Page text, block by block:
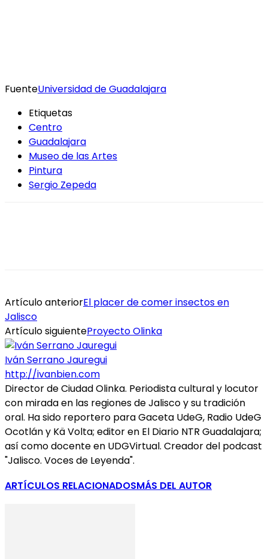
FuenteUniversidad de Guadalajara
Etiquetas
Centro
Guadalajara
Museo de las Artes
Pintura
Sergio Zepeda
Artículo anteriorEl placer de comer insectos en
Jalisco
Artículo siguienteProyecto Olinka
Iván Serrano Jauregui
http://ivanbien.com
Director de Ciudad Olinka. Periodista cultural y locutor
con mirada en las regiones de Jalisco y su tradición
oral. Ha sido reportero para Gaceta UdeG, Radio UdeG
Ocotlán y Kä Volta; editor en El Diario NTR Guadalajara;
así como docente en UDGVirtual. Creador del podcast
"Jalisco. Voces de Leyenda".
ARTÍCULOS RELACIONADOSMÁS DEL AUTOR